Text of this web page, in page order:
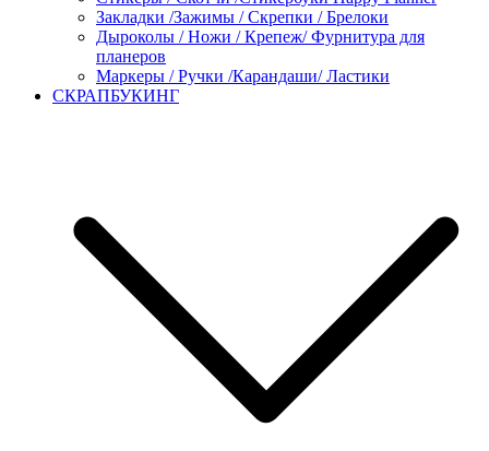
Закладки /Зажимы / Скрепки / Брелоки
Дыроколы / Ножи / Крепеж/ Фурнитура для
планеров
Маркеры / Ручки /Карандаши/ Ластики
СКРАПБУКИНГ